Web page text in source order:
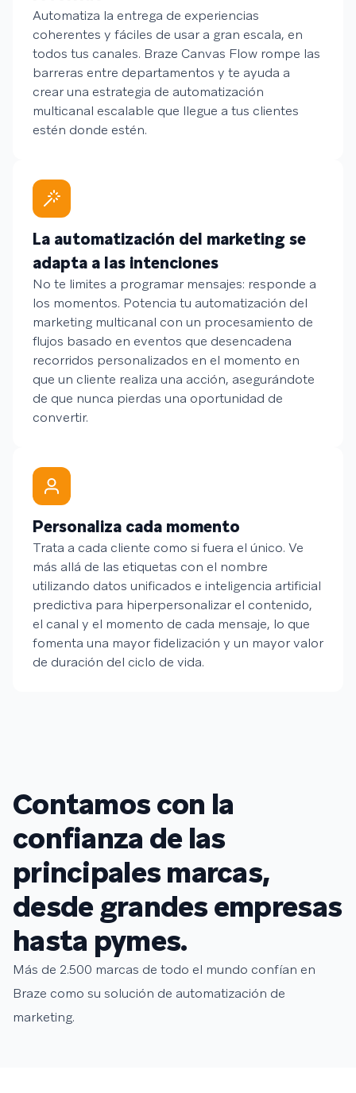
Automatiza la entrega de experiencias
coherentes y fáciles de usar a gran escala, en
todos tus canales. Braze Canvas Flow rompe las
barreras entre departamentos y te ayuda a
crear una estrategia de automatización
multicanal escalable que llegue a tus clientes
estén donde estén.
La automatización del marketing se
adapta a las intenciones
No te limites a programar mensajes: responde a
los momentos. Potencia tu automatización del
marketing multicanal con un procesamiento de
flujos basado en eventos que desencadena
recorridos personalizados en el momento en
que un cliente realiza una acción, asegurándote
de que nunca pierdas una oportunidad de
convertir.
Personaliza cada momento
Trata a cada cliente como si fuera el único. Ve
más allá de las etiquetas con el nombre
utilizando datos unificados e inteligencia artificial
predictiva para hiperpersonalizar el contenido,
el canal y el momento de cada mensaje, lo que
fomenta una mayor fidelización y un mayor valor
de duración del ciclo de vida.
Contamos con la
confianza de las
principales marcas,
desde grandes empresas
hasta pymes.
Más de 2.500 marcas de todo el mundo confían en
Braze como su solución de automatización de
marketing.